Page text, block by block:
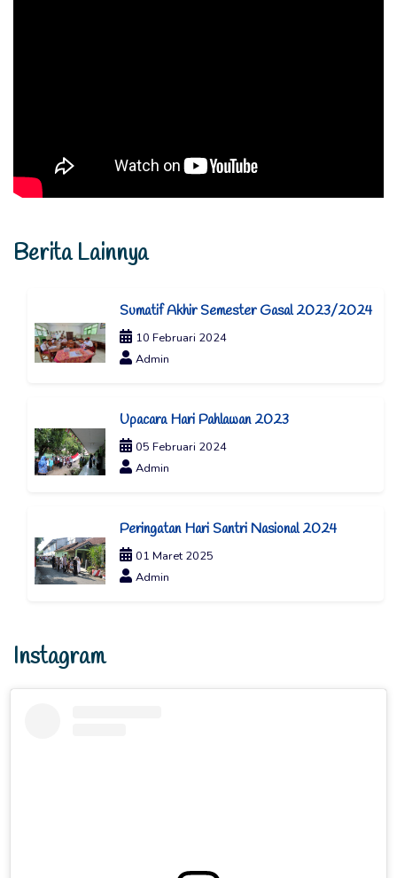
Berita Lainnya
Sumatif Akhir Semester Gasal 2023/2024
10 Februari 2024
Admin
Upacara Hari Pahlawan 2023
05 Februari 2024
Admin
Peringatan Hari Santri Nasional 2024
01 Maret 2025
Admin
Instagram